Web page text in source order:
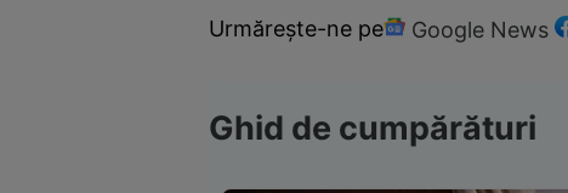
Urmărește-ne pe Google News
Ghid de cumpărături